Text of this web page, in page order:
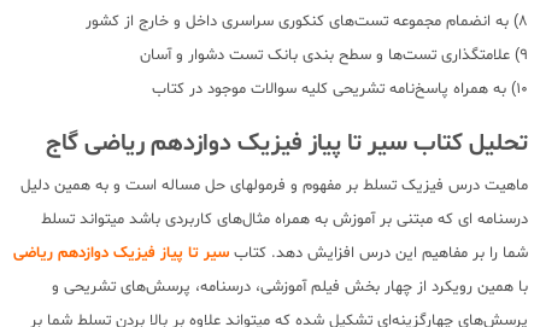
8) به انضمام مجموعه تست‌های کنکوری سراسری داخل و خارج از کشور
9) علامتگذاری تست‌ها و سطح بندی بانک تست دشوار و آسان
10) به همراه پاسخ‌نامه تشریحی کلیه سوالات موجود در کتاب
تحلیل کتاب سیر تا پیاز فیزیک دوازدهم ریاضی گاج
ماهیت درس فیزیک تسلط بر مفهوم و فرمولهای حل مساله است و به همین دلیل
درسنامه ای که مبتنی بر آموزش به همراه مثال‌های کاربردی باشد میتواند تسلط
شما را بر مفاهیم این درس افزایش دهد. کتاب سیر تا پیاز فیزیک دوازدهم ریاضی
با همین رویکرد از چهار بخش فیلم آموزشی، درسنامه، پرسش‌های تشریحی و
پرسش‌های چهارگزینه‌ای تشکیل شده که میتواند علاوه بر بالا بردن تسلط شما بر